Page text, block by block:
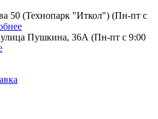
50 (​Технопарк "Иткол") (Пн-пт с
Пушкина, 36А (Пн-пт с 9:00